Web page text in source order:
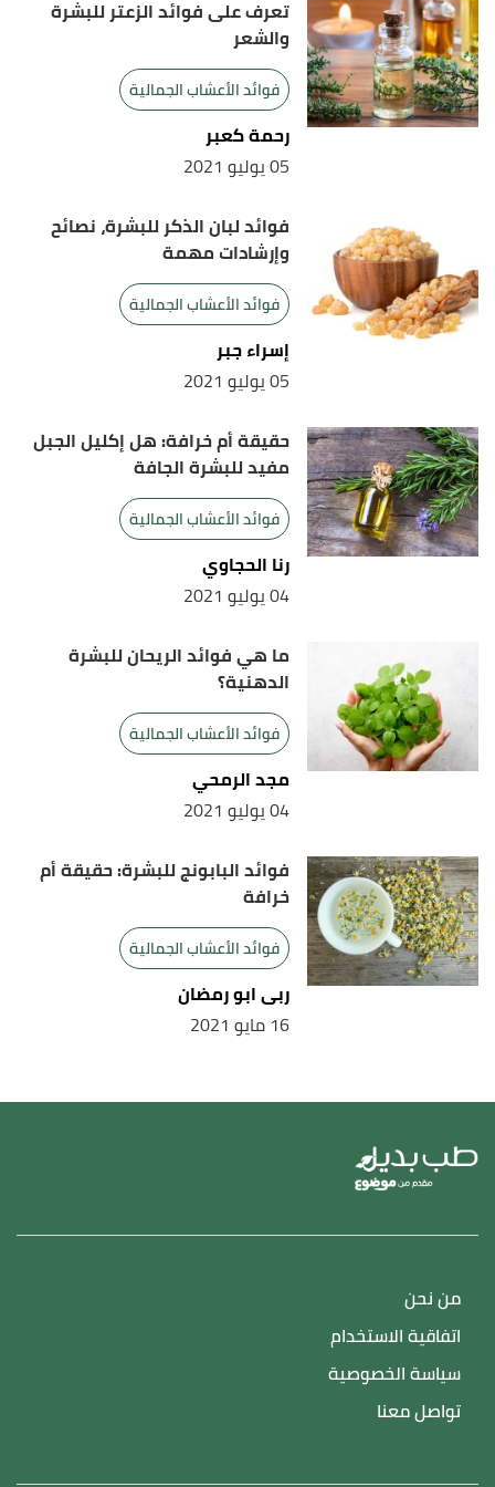
Edited.
تعرف على فوائد الزعتر للبشرة
والشعر
فوائد الأعشاب الجمالية
رحمة كعبر
05 يوليو 2021
فوائد لبان الذكر للبشرة، نصائح
وإرشادات مهمة
فوائد الأعشاب الجمالية
إسراء جبر
05 يوليو 2021
حقيقة أم خرافة: هل إكليل الجبل
مفيد للبشرة الجافة
فوائد الأعشاب الجمالية
رنا الحجاوي
04 يوليو 2021
ما هي فوائد الريحان للبشرة
الدهنية؟
فوائد الأعشاب الجمالية
مجد الرمحي
04 يوليو 2021
فوائد البابونج للبشرة: حقيقة أم
خرافة
فوائد الأعشاب الجمالية
ربى ابو رمضان
16 مايو 2021
من نحن
اتفاقية الاستخدام
سياسة الخصوصية
تواصل معنا